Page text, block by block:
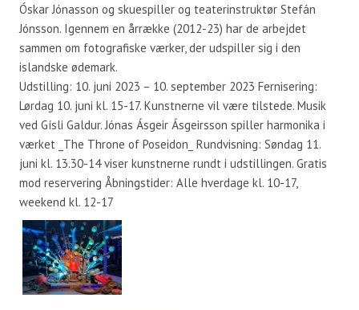
Óskar Jónasson og skuespiller og teaterinstruktør Stefán
Jónsson. Igennem en årrække (2012-23) har de arbejdet
sammen om fotografiske værker, der udspiller sig i den
islandske ødemark.
Udstilling: 10. juni 2023 – 10. september 2023 Fernisering:
Lørdag 10. juni kl. 15-17. Kunstnerne vil være tilstede. Musik
ved Gísli Galdur. Jónas Ásgeir Ásgeirsson spiller harmonika i
værket _The Throne of Poseidon_ Rundvisning: Søndag 11.
juni kl. 13.30-14 viser kunstnerne rundt i udstillingen. Gratis
mod reservering Åbningstider: Alle hverdage kl. 10-17,
weekend kl. 12-17